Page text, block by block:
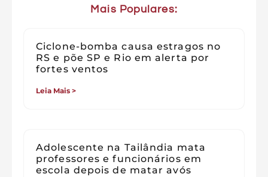
Mais Populares:
Ciclone-bomba causa estragos no
RS e põe SP e Rio em alerta por
fortes ventos
Leia Mais >
Adolescente na Tailândia mata
professores e funcionários em
escola depois de matar avós